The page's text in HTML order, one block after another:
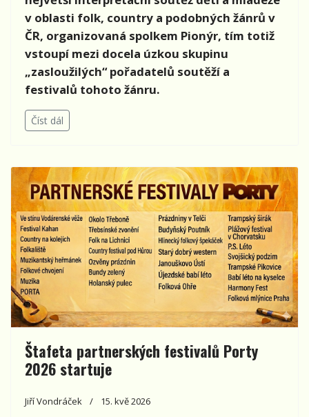
v oblasti folk, country a podobných žánrů v
ČR, organizovaná spolkem Pionýr, tím totiž
vstoupí mezi docela úzkou skupinu
„zasloužilých“ pořadatelů soutěží a
festivalů tohoto žánru.
Číst dál
Štafeta partnerských festivalů Porty
2026 startuje
Jiří Vondráček 15. kvě 2026